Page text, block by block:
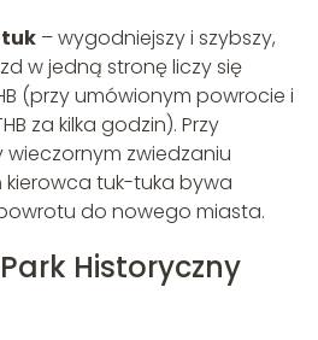
– wygodniejszy i szybszy,
w jedną stronę liczy się
(przy umówionym powrocie i
za kilka godzin). Przy
zwiedzaniu
tuk-tuka bywa
do nowego miasta.
Historyczny